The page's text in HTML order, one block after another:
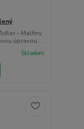
- Malfiny
úpravou. ...
Skladom